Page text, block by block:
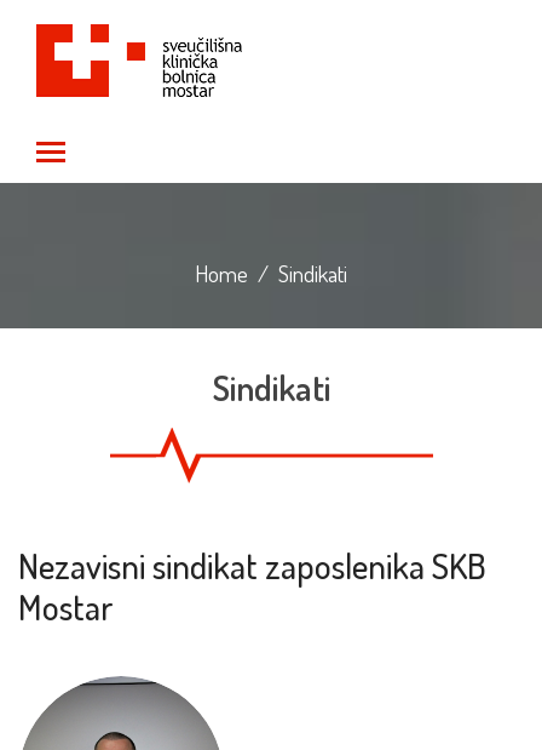
Home / Sindikati
Sindikati
Nezavisni sindikat zaposlenika SKB
Mostar